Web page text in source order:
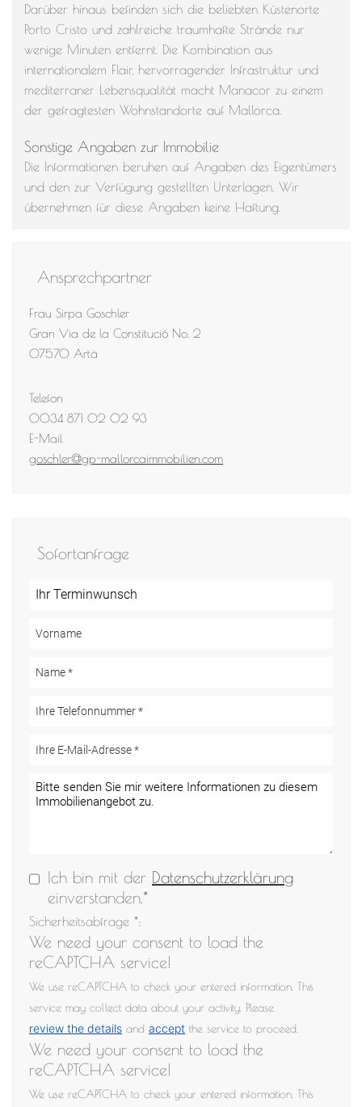
Darüber hinaus befinden sich die beliebten Küstenorte
Porto Cristo und zahlreiche traumhafte Strände nur
wenige Minuten entfernt. Die Kombination aus
internationalem Flair, hervorragender Infrastruktur und
mediterraner Lebensqualität macht Manacor zu einem
der gefragtesten Wohnstandorte auf Mallorca.
Sonstige Angaben zur Immobilie
Die Informationen beruhen auf Angaben des Eigentümers
und den zur Verfügung gestellten Unterlagen. Wir
übernehmen für diese Angaben keine Haftung.
Ansprechpartner
Frau Sirpa Goschler
Gran Via de la Constitució No. 2
07570 Artà
Telefon
0034 871 02 02 93
E-Mail
goschler@gp-mallorcaimmobilien.com
Sofortanfrage
Ich bin mit der Datenschutzerklärung
einverstanden.*
Sicherheitsabfrage *:
We need your consent to load the
reCAPTCHA service!
We use reCAPTCHA to check your entered information. This
service may collect data about your activity. Please
review the details and accept the service to proceed.
We need your consent to load the
reCAPTCHA service!
We use reCAPTCHA to check your entered information. This